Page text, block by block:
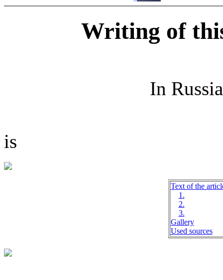
Writing of
In
is
Text of the
1.
2.
3.
Gallery
Used sources